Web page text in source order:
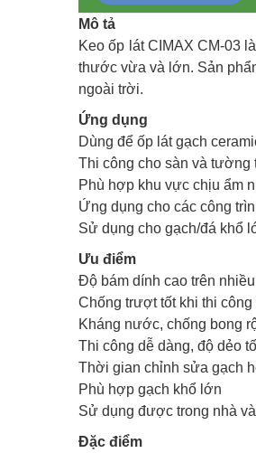
Mô tả
Keo ốp lát CIMAX CM-03
thước vừa và lớn. Sản
ngoài trời.
Ứng dụng
Dùng để ốp lát gạch
Thi công cho sàn và tường
Phù hợp khu vực chịu ẩm
Ứng dụng cho các công
Sử dụng cho gạch/đá khổ
Ưu điểm
Độ bám dính cao trên
Chống trượt tốt khi thi
Kháng nước, chống bong
Thi công dễ dàng, độ dẻo
Thời gian chỉnh sửa gạch
Phù hợp gạch khổ lớn
Sử dụng được trong nhà
Đặc điểm